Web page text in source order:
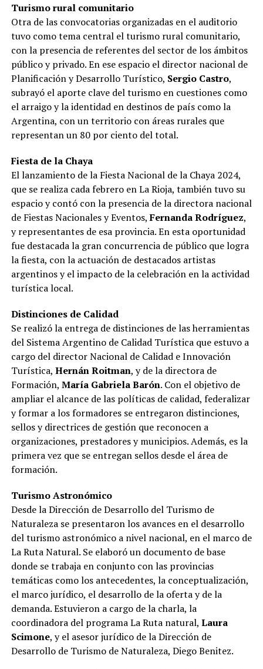
Turismo rural comunitario
Otra de las convocatorias organizadas en el auditorio
tuvo como tema central el turismo rural comunitario,
con la presencia de referentes del sector de los ámbitos
público y privado. En ese espacio el director nacional de
Planificación y Desarrollo Turístico, Sergio Castro,
subrayó el aporte clave del turismo en cuestiones como
el arraigo y la identidad en destinos de país como la
Argentina, con un territorio con áreas rurales que
representan un 80 por ciento del total.
Fiesta de la Chaya
El lanzamiento de la Fiesta Nacional de la Chaya 2024,
que se realiza cada febrero en La Rioja, también tuvo su
espacio y contó con la presencia de la directora nacional
de Fiestas Nacionales y Eventos,Fernanda Rodríguez,
y representantes de esa provincia. En esta oportunidad
fue destacada la gran concurrencia de público que logra
la fiesta, con la actuación de destacados artistas
argentinos y el impacto de la celebración en la actividad
turística local.
Distinciones de Calidad
Se realizó la entrega de distinciones de las herramientas
del Sistema Argentino de Calidad Turística que estuvo a
cargo del director Nacional de Calidad e Innovación
Turística, Hernán Roitman, y de la directora de
Formación, María Gabriela Barón. Con el objetivo de
ampliar el alcance de las políticas de calidad, federalizar
y formar a los formadores se entregaron distinciones,
sellos y directrices de gestión que reconocen a
organizaciones, prestadores y municipios. Además, es la
primera vez que se entregan sellos desde el área de
formación.
Turismo Astronómico
Desde la Dirección de Desarrollo del Turismo de
Naturaleza se presentaron los avances en el desarrollo
del turismo astronómico a nivel nacional, en el marco de
La Ruta Natural. Se elaboró un documento de base
donde se trabaja en conjunto con las provincias
temáticas como los antecedentes, la conceptualización,
el marco jurídico, el desarrollo de la oferta y de la
demanda. Estuvieron a cargo de la charla, la
coordinadora del programa La Ruta natural, Laura
Scimone, y el asesor jurídico de la Dirección de
Desarrollo de Turismo de Naturaleza, Diego Benitez.